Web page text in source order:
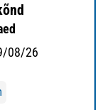
08/26